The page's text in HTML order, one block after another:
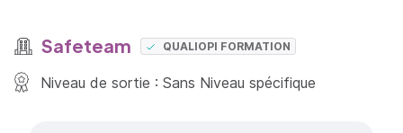
Safeteam QUALIOPI FORMATION
Niveau de sortie : Sans Niveau spécifique